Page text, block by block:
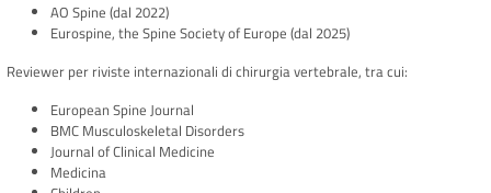
AO Spine (dal 2022)
Eurospine, the Spine Society of Europe (dal 2025)
Reviewer per riviste internazionali di chirurgia vertebrale, tra cui:
European Spine Journal
BMC Musculoskeletal Disorders
Journal of Clinical Medicine
Medicina